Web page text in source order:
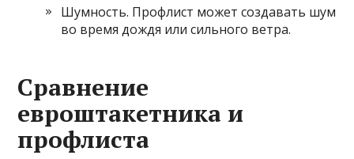
Шумность. Профлист может создавать шум
во время дождя или сильного ветра.
Сравнение
евроштакетника и
профлиста